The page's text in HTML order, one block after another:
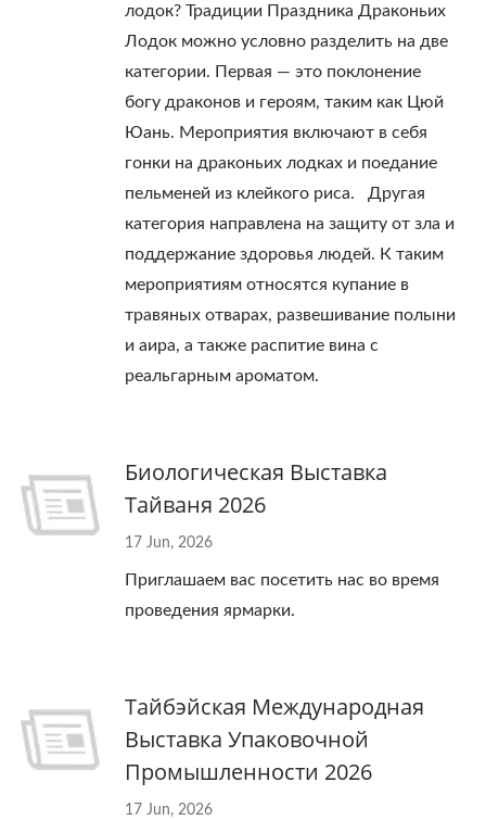
лодок? Традиции Праздника Драконьих
Лодок можно условно разделить на две
категории. Первая — это поклонение
богу драконов и героям, таким как Цюй
Юань. Мероприятия включают в себя
гонки на драконьих лодках и поедание
пельменей из клейкого риса. Другая
категория направлена ​​на защиту от зла ​​и
поддержание здоровья людей. К таким
мероприятиям относятся купание в
травяных отварах, развешивание полыни
и аира, а также распитие вина с
реальгарным ароматом.
Биологическая Выставка
Тайваня 2026
17 Jun, 2026
Приглашаем вас посетить нас во время
проведения ярмарки.
Тайбэйская Международная
Выставка Упаковочной
Промышленности 2026
17 Jun, 2026